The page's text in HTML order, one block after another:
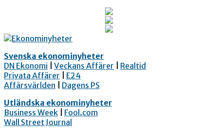
Svenska ekonominyheter
DN Ekonomi
Veckans Affärer
Realtid
Privata Affärer
E24
Affärsvärlden
Dagens PS
Utländska ekonominyheter
Business Week
Fool.com
Wall Street Journal